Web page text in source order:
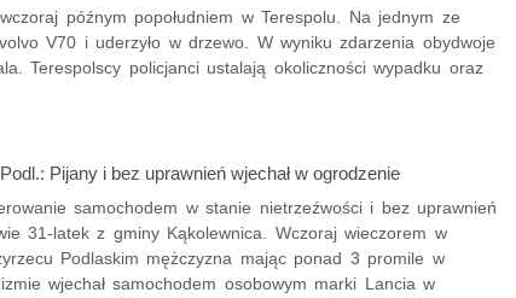
późnym popołudniem w Terespolu. Na jednym ze
V70 i uderzyło w drzewo. W wyniku zdarzenia obydwoje
Terespolscy policjanci ustalają okoliczności wypadku oraz
Podl.: Pijany i bez uprawnień wjechał w ogrodzenie
samochodem w stanie nietrzeźwości i bez uprawnień
31-latek z gminy Kąkolewnica. Wczoraj wieczorem w
Podlaskim mężczyzna mając ponad 3 promile w
wjechał samochodem osobowym marki Lancia w